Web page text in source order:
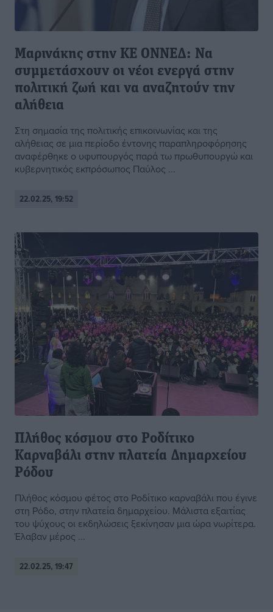
Μαρινάκης στην ΚΕ ΟΝΝΕΔ: Να
συμμετάσχουν οι νέοι ενεργά στην
πολιτική ζωή και να αναζητούν την
αλήθεια
Στη σημασία της πολιτικής επικοινωνίας και της
αλήθειας σε μια περίοδο έντονης παραπληροφόρησης
αναφέρθηκε ο υφυπουργός παρά τω πρωθυπουργώ και
κυβερνητικός εκπρόσωπος Παύλος ...
22.02.25, 19:52
Πλήθος κόσμου στο Ροδίτικο
Καρναβάλι στην πλατεία Δημαρχείου
Ρόδου
Πλήθος κόσμου φέτος στο Ροδίτικο καρναβάλι που έγινε
στη Ρόδο, στην πλατεία δημαρχείου. Μάλιστα εξαιτίας
του ψύχους οι εκδηλώσεις ξεκίνησαν μια ώρα νωρίτερα.
Έλαβαν μέρος ...
22.02.25, 19:47